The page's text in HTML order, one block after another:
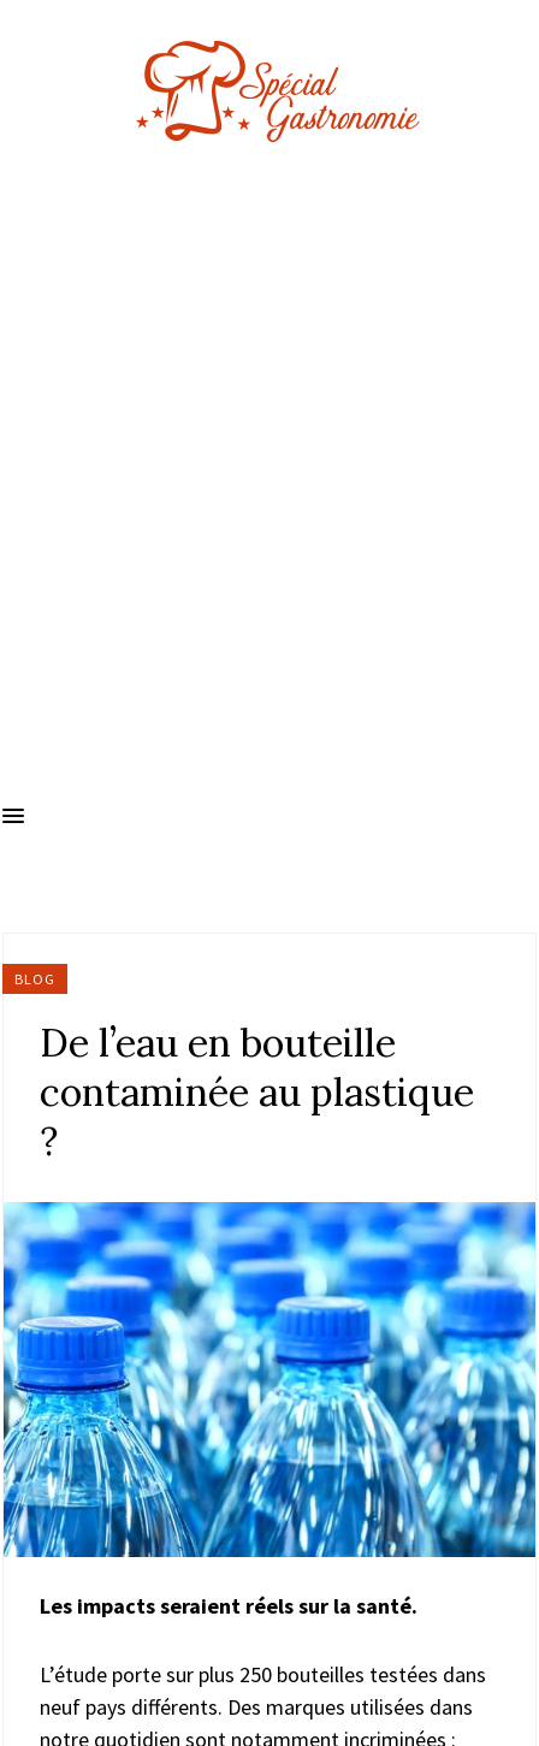
BLOG
De l’eau en bouteille
contaminée au plastique
?
Les impacts seraient réels sur la santé.
L’étude porte sur plus 250 bouteilles testées dans
neuf pays différents. Des marques utilisées dans
notre quotidien sont notamment incriminées :